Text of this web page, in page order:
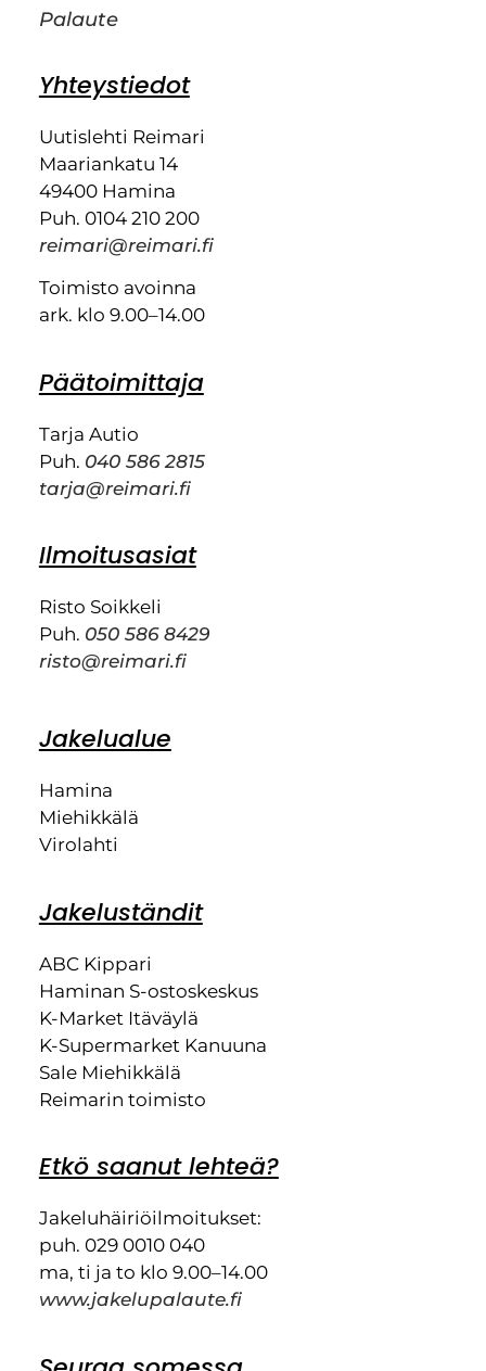
Palaute
Yhteystiedot
Uutislehti Reimari
Maariankatu 14
49400 Hamina
Puh. 0104 210 200
reimari@reimari.fi
Toimisto avoinna
ark. klo 9.00–14.00
Päätoimittaja
Tarja Autio
Puh. 040 586 2815
tarja@reimari.fi
Ilmoitusasiat
Risto Soikkeli
Puh. 050 586 8429
risto@reimari.fi
Jakelualue
Hamina
Miehikkälä
Virolahti
Jakeluständit
ABC Kippari
Haminan S-ostoskeskus
K-Market Itäväylä
K-Supermarket Kanuuna
Sale Miehikkälä
Reimarin toimisto
Etkö saanut lehteä?
Jakeluhäiriöilmoitukset:
puh. 029 0010 040
ma, ti ja to klo 9.00–14.00
www.jakelupalaute.fi